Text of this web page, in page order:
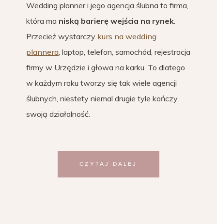
Wedding planner i jego agencja ślubna to firma,
która ma niską barierę wejścia na rynek.
Przecież wystarczy kurs na wedding
plannera, laptop, telefon, samochód, rejestracja
firmy w Urzędzie i głowa na karku. To dlatego
w każdym roku tworzy się tak wiele agencji
ślubnych, niestety niemal drugie tyle kończy
swoją działalność.
CZYTAJ DALEJ